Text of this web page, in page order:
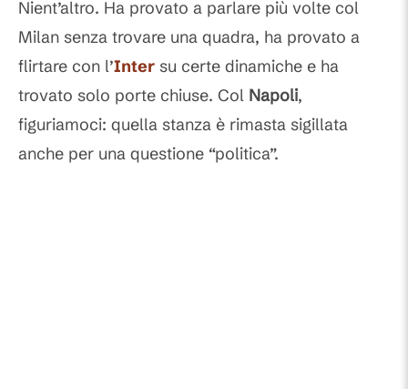
Nient’altro. Ha provato a parlare più volte col
Milan senza trovare una quadra, ha provato a
flirtare con l’Inter su certe dinamiche e ha
trovato solo porte chiuse. Col Napoli,
figuriamoci: quella stanza è rimasta sigillata
anche per una questione “politica”.